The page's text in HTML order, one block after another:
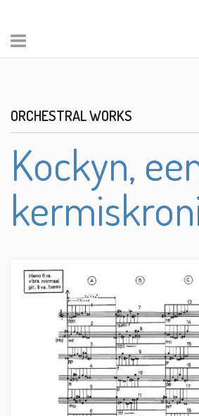
ORCHESTRAL WORKS
Kockyn,